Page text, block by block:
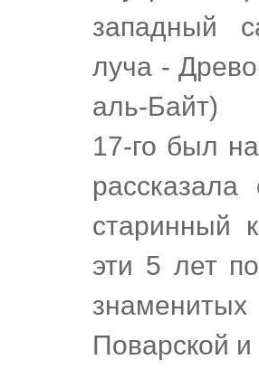
западный
луча -
аль-Байт)
17-го был
старинный
эти 5 лет
Поварской